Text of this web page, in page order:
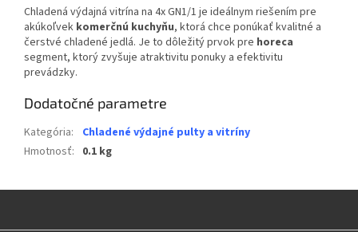
Chladená výdajná vitrína na 4x GN1/1 je ideálnym riešením pre
akúkoľvek komerčnú kuchyňu, ktorá chce ponúkať kvalitné a
čerstvé chladené jedlá. Je to dôležitý prvok pre horeca
segment, ktorý zvyšuje atraktivitu ponuky a efektivitu
prevádzky.
Dodatočné parametre
Kategória:
Chladené výdajné pulty a vitríny
Hmotnosť: 0.1 kg